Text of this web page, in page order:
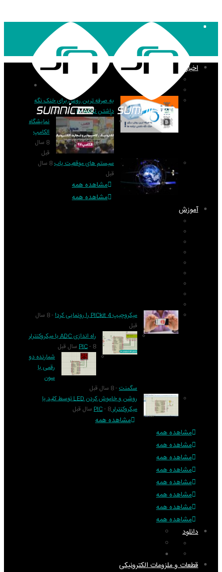
اخبار
تکنولوژی
گزارش و تحلیل
به صرفه ترین روش برای خنک نگه
داشتن تراشه ها8 سال قبل
نمایشگاه
الکامپ
8 سال
قبل
سیستم های موقعیت یاب
8 سال
قبل
مشاهده همه
مشاهده همه
آموزش
میکروچیپ PICkit 4 را رونمایی کرد!
- 8 سال
قبل
راه اندازی ADC با میکروکنترلر
PIC- 8 سال قبل
شمارنده دو
رقمی با
سون
سگمنت - 8 سال قبل
روشن و خاموش کردن LED توسط کلید با
میکروکنترلر PIC- 8 سال قبل
مشاهده همه
مشاهده همه
مشاهده همه
مشاهده همه
مشاهده همه
مشاهده همه
مشاهده همه
مشاهده همه
مشاهده همه
دانلود
نرم افزار
کتاب
قطعات و ملزومات الکترونیکی